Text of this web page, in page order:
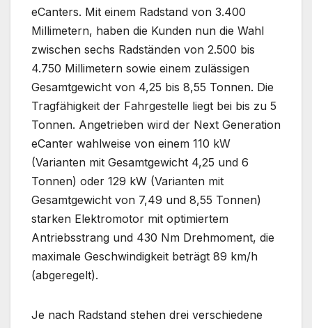
eCanters. Mit einem Radstand von 3.400
Millimetern, haben die Kunden nun die Wahl
zwischen sechs Radständen von 2.500 bis
4.750 Millimetern sowie einem zulässigen
Gesamtgewicht von 4,25 bis 8,55 Tonnen. Die
Tragfähigkeit der Fahrgestelle liegt bei bis zu 5
Tonnen. Angetrieben wird der Next Generation
eCanter wahlweise von einem 110 kW
(Varianten mit Gesamtgewicht 4,25 und 6
Tonnen) oder 129 kW (Varianten mit
Gesamtgewicht von 7,49 und 8,55 Tonnen)
starken Elektromotor mit optimiertem
Antriebsstrang und 430 Nm Drehmoment, die
maximale Geschwindigkeit beträgt 89 km/h
(abgeregelt).
Je nach Radstand stehen drei verschiedene